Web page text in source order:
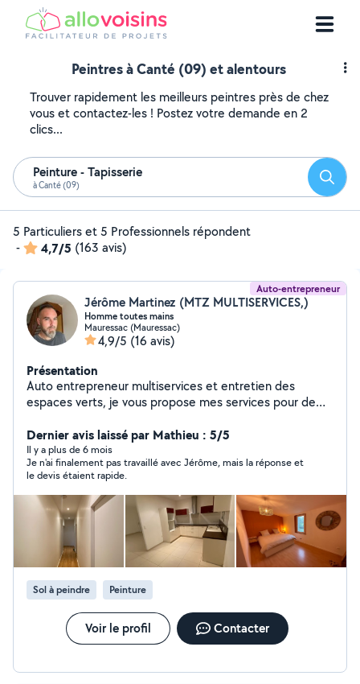
Peintres à Canté (09) et alentours
Trouver rapidement les meilleurs peintres près de chez
vous et contactez-les ! Postez votre demande en 2
clics...
Peinture - Tapisserie
à Canté (09)
5 Particuliers et 5 Professionnels répondent
-
4,7/5 (163 avis)
Auto-entrepreneur
Jérôme Martinez (MTZ MULTISERVICES,)
Homme toutes mains
Mauressac (Mauressac)
4,9/5 (16 avis)
Présentation
Auto entrepreneur multiservices et entretien des
espaces verts, je vous propose mes services pour de
J'ai tout le matériel et l'expérience nécessaire.
Rigoureux et à votre écoute vous ne serez pas déçu
d'avoir fait appel à moi
Dernier avis laissé par Mathieu : 5/5
Il y a plus de 6 mois
Je n'ai finalement pas travaillé avec Jérôme, mais la réponse et
le devis étaient rapide.
Sol à peindre Peinture
Voir le profil Contacter